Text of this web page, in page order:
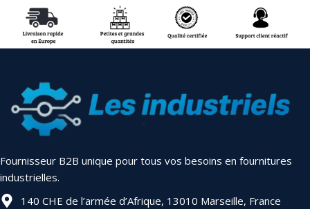
Fournisseur B2B unique pour tous vos besoins en fournitures
industrielles.
140 CHE de l’armée d’Afrique, 13010 Marseille, France